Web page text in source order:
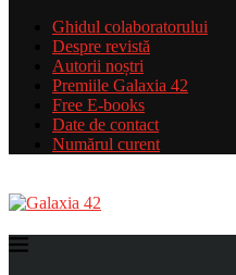
Ghidul colaboratorului
Despre revistă
Autorii noștri
Premiile Galaxia 42
Free E-books
Date de contact
Numărul curent